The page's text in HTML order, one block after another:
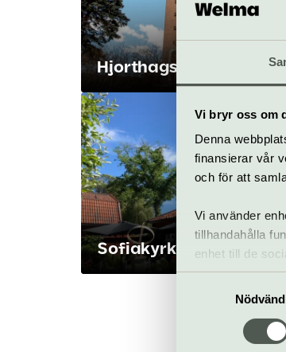
Vi bryr oss om
Denna
finansierar vår
och för att
Vi använder
tillhandahålla
enhet till de
informationen
Hjorthagskyrkan
Sofiakyrkan